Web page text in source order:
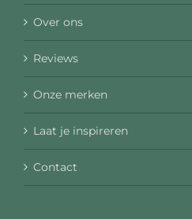
Over ons
Reviews
Onze merken
Laat je inspireren
Contact